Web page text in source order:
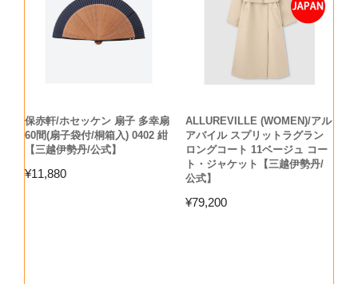
保赤軒/ホセッケン 扇子 多幸扇
60間(扇子袋付/桐箱入) 0402 紺
【三越伊勢丹/公式】
¥11,880
ALLUREVILLE (WOMEN)/アル
アバイル スプリットラグラン
ロングコート 11ベージュ コー
ト・ジャケット【三越伊勢丹/
公式】
¥79,200